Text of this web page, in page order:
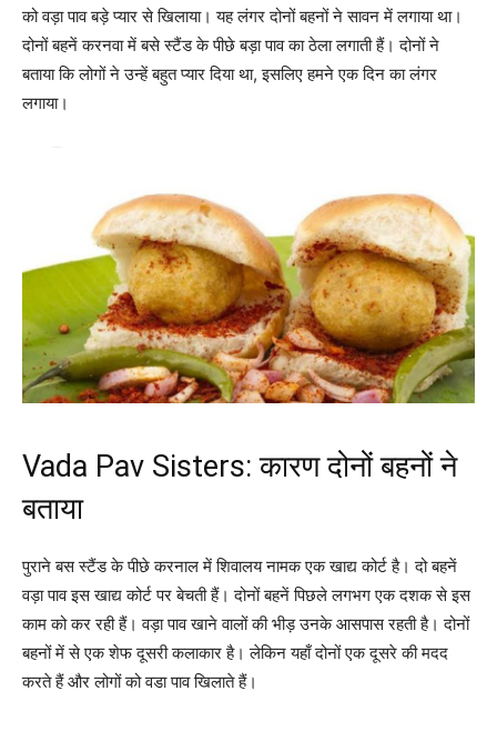
को वड़ा पाव बड़े प्यार से खिलाया। यह लंगर दोनों बहनों ने सावन में लगाया था।
दोनों बहनें करनवा में बसे स्टैंड के पीछे बड़ा पाव का ठेला लगाती हैं। दोनों ने
बताया कि लोगों ने उन्हें बहुत प्यार दिया था, इसलिए हमने एक दिन का लंगर
लगाया।
Vada Pav Sisters: कारण दोनों बहनों ने
बताया
पुराने बस स्टैंड के पीछे करनाल में शिवालय नामक एक खाद्य कोर्ट है। दो बहनें
वड़ा पाव इस खाद्य कोर्ट पर बेचती हैं। दोनों बहनें पिछले लगभग एक दशक से इस
काम को कर रही हैं। वड़ा पाव खाने वालों की भीड़ उनके आसपास रहती है। दोनों
बहनों में से एक शेफ दूसरी कलाकार है। लेकिन यहाँ दोनों एक दूसरे की मदद
करते हैं और लोगों को वडा पाव खिलाते हैं।